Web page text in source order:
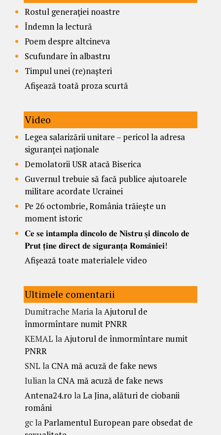
Rostul generației noastre
Îndemn la lectură
Poem despre altcineva
Scufundare în albastru
Timpul unei (re)nașteri
Afișează toată proza scurtă
Video
Legea salarizării unitare – pericol la adresa
siguranței naționale
Demolatorii USR atacă Biserica
Guvernul trebuie să facă publice ajutoarele
militare acordate Ucrainei
Pe 26 octombrie, România trăiește un
moment istoric
𝐂𝐞 𝐬𝐞 𝐢𝐧𝐭𝐚𝐦𝐩𝐥𝐚 𝐝𝐢𝐧𝐜𝐨𝐥𝐨 𝐝𝐞 𝐍𝐢𝐬𝐭𝐫𝐮 𝐬̦𝐢 𝐝𝐢𝐧𝐜𝐨𝐥𝐨 𝐝𝐞
𝐏𝐫𝐮𝐭 𝐭̦𝐢𝐧𝐞 𝐝𝐢𝐫𝐞𝐜𝐭 𝐝𝐞 𝐬𝐢𝐠𝐮𝐫𝐚𝐧𝐭̦𝐚 𝐑𝐨𝐦𝐚̂𝐧𝐢𝐞𝐢!
Afișează toate materialele video
Ultimele comentarii
Dumitrache MarialaAjutorul de
înmormîntare numit PNRR
KEMAL laAjutorul de înmormîntare numit
PNRR
SNL la CNA mă acuză de fake news
Iulianla CNA mă acuză de fake news
Antena24.ro laLa Jina, alături de ciobanii
români
gclaParlamentul European pare obsedat de